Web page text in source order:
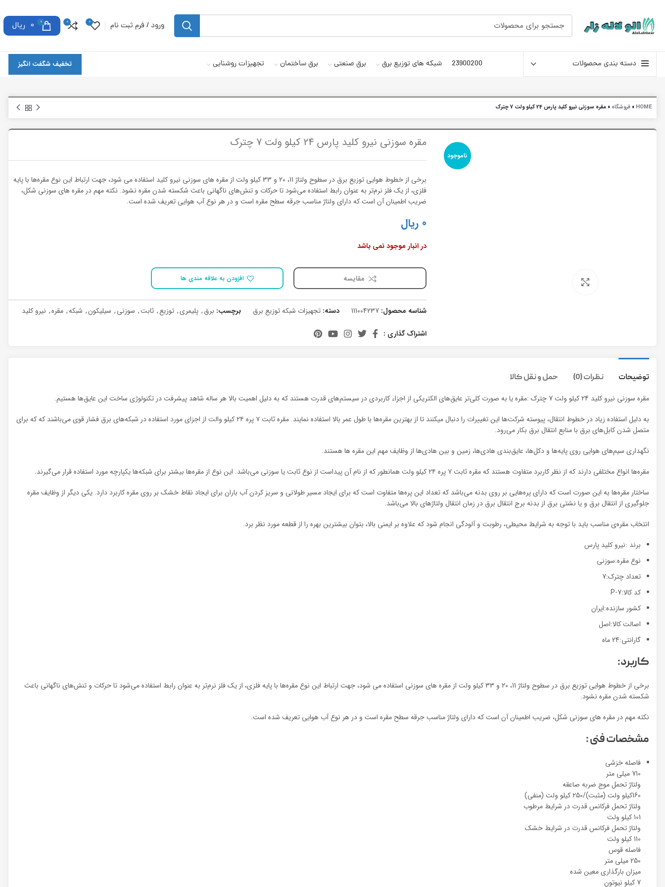
ورود / فرم ثبت نام 0
0
0
0 ریال
دسته بندی محصولات 23900200 شبکه های توزیع برق برق صنعتی برق ساختمان تجهیزات روشنایی تخفیف شگفت انگیز
HOME
» فروشگاه » مقره سوزنی نیرو کلید پارس 24 کیلو ولت 7 چترک
ناموجود
مقره سوزنی نیرو کلید پارس 24 کیلو ولت 7 چترک
برخی از خطوط هوایی توزیع برق در سطوح ولتاژ 11، 20 و 33 کیلو ولت از مقره های سوزنی نیرو کلید استفاده می شود، جهت ارتباط این نوع مقره‌ها با پایه
فلزی، از یک فلز نرم‌تر به عنوان رابط استفاده می‌شود تا حرکات و تنش‌های ناگهانی باعث شکسته شدن مقره نشود. نکته مهم در مقره های سوزنی شکل،
ضریب اطمینان آن است که دارای ولتاژ مناسب جرقه سطح مقره است و در هر نوع آب هوایی تعریف شده است.
0 ریال
در انبار موجود نمی باشد
مقایسه افزودن به علاقه مندی ها
شناسه محصول:111004237 دسته: تجهیزات شبکه توزیع برق برچسب: برق, پلیمری, توزیع, ثابت, سوزنی, سیلیکون, شبکه, مقره, نیرو کلید
اشتراک گذاری :
توضیحات نظرات (0)
حمل و نقل کالا
مقره سوزنی نیرو کلید 24 کیلو ولت 7 چترک :مقره یا به صورت کلی‌تر عایق‌های الکتریکی از اجزاء کاربردی در سیستم‌های قدرت هستند که به دلیل اهمیت بالا هر ساله شاهد پیشرفت در تکنولوژی ساخت این عایق‌ها هستیم.
به دلیل استفاده زیاد در خطوط انتقال، پیوسته شرکت‌ها این تغییرات را دنبال می‎کنند تا از بهترین مقره‌ها با طول عمر بالا استفاده نمایند. مقره ثابت ۷ پره ۲۴ کیلو والت از اجزای مورد استفاده در شبکه‌های برق فشار قوی می‌باشند که که برای
متصل شدن کابل‌های برق با منابع انتقال برق بکار می‌‌رود.
نگهداری سیم‌های هوایی روی پایه‌ها و دکل‌ها، عایق‌بندی هادی‌ها، زمین و بین هادی‌ها از وظایف مهم این مقره ها هستند.
مقره‌ها انواع مختلفی دارند که از نظر کاربرد متفاوت هستند که مقره ثابت ۷ پره ۲۴ کیلو ولت همانطور که از نام آن پیداست از نوع ثابت یا سوزنی می‌باشد. این نوع از مقره‌ها بیشتر برای شبکه‌ها یکپارچه مورد استفاده قرار می‌گیرند.
ساختار مقره‌ها به این صورت است که دارای پره‌هایی بر روی بدنه می‌باشد که تعداد این پره‌ها متفاوت است که برای ایجاد مسیر طولانی و سریز کردن آب باران برای ایجاد نقاط خشک بر روی مقره کاربرد دارد. یکی دیگر از وظایف مقره
جلوگیری از انتقال برق و یا نشتی برق از بدنه برج انتقال برق در زمان انتقال ولتاژ‌های بالا می‌باشد.
انتخاب مقره‌ی مناسب باید با توجه به شرایط محیطی، رطوبت و آلودگی انجام شود که علاوه بر ایمنی بالا، بتوان بیشترین بهره را از قطعه مورد نظر برد.
برند :نیرو کلید پارس
نوع مقره:سوزنی
تعداد چترک:7
کد کالا:P-7
کشور سازنده:ایران
اصالت کالا:اصل
گارانتی:24 ماه
کاربرد:
برخی از خطوط هوایی توزیع برق در سطوح ولتاژ 11، 20 و 33 کیلو ولت از مقره های سوزنی استفاده می شود، جهت ارتباط این نوع مقره‌ها با پایه فلزی، از یک فلز نرم‌تر به عنوان رابط استفاده می‌شود تا حرکات و تنش‌های ناگهانی باعث
شکسته شدن مقره نشود.
نکته مهم در مقره های سوزنی شکل، ضریب اطمینان آن است که دارای ولتاژ مناسب جرقه سطح مقره است و در هر نوع آب هوایی تعریف شده است.
مشخصات فنی :
فاصله خزشی
710 میلی متر
ولتاژ تحمل موج ضربه صاعقه
160کیلو ولت (مثبت)/250 کیلو ولت (منفی)
ولتاژ تحمل فرکانس قدرت در شرایط مرطوب
101 کیلو ولت
ولتاژ تحمل فرکانس قدرت در شرایط خشک
110 کیلو ولت
فاصله قوس
250 میلی متر
میزان بارگذاری معین شده
7 کیلو نیوتون